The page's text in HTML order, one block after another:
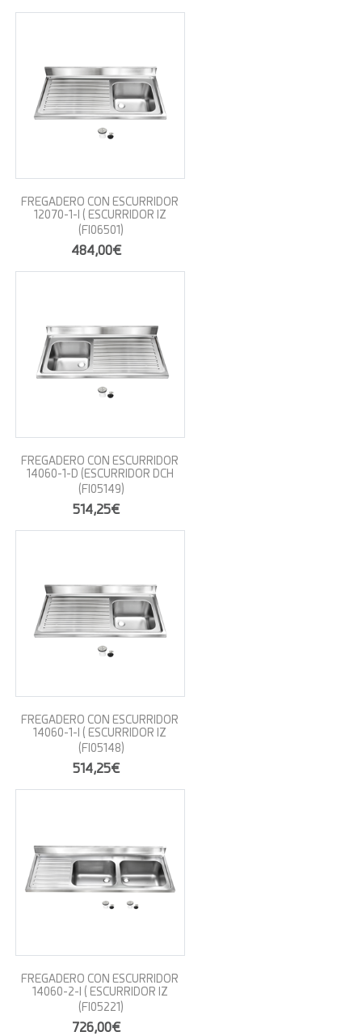
FREGADERO CON ESCURRIDOR
12070-1-I ( ESCURRIDOR IZ
(FI06501)
484,00€
FREGADERO CON ESCURRIDOR
14060-1-D (ESCURRIDOR DCH
(FI05149)
514,25€
FREGADERO CON ESCURRIDOR
14060-1-I ( ESCURRIDOR IZ
(FI05148)
514,25€
FREGADERO CON ESCURRIDOR
14060-2-I ( ESCURRIDOR IZ
(FI05221)
726,00€